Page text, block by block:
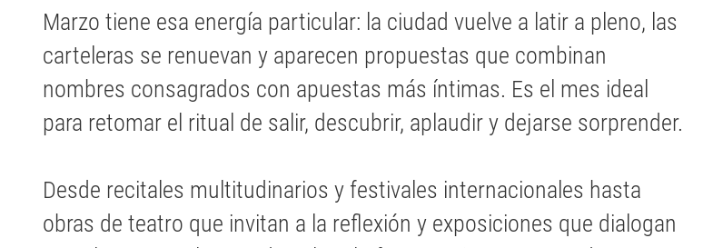
Marzo tiene esa energía particular: la ciudad vuelve a latir a pleno, las
carteleras se renuevan y aparecen propuestas que combinan
nombres consagrados con apuestas más íntimas. Es el mes ideal
para retomar el ritual de salir, descubrir, aplaudir y dejarse sorprender.
Desde recitales multitudinarios y festivales internacionales hasta
obras de teatro que invitan a la reflexión y exposiciones que dialogan